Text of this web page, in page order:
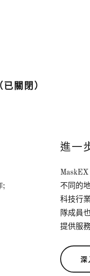
關閉）
;
進一
不同的
科技行
隊成員
提供服
深